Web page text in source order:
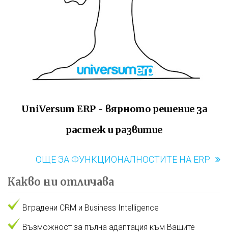
UniVersum ERP - вярното решение за
растеж и развитие
ОЩЕ ЗА ФУНКЦИОНАЛНОСТИТЕ НА ERP
Какво ни отличава
Вградени CRM и Business Intelligence
Възможност за пълна адаптация към Вашите